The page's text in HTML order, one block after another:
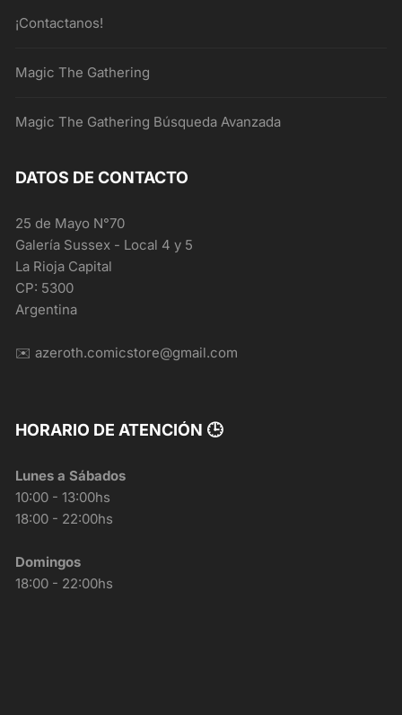
¡Contactanos!
Magic The Gathering
Magic The Gathering Búsqueda Avanzada
DATOS DE CONTACTO
25 de Mayo N°70
Galería Sussex - Local 4 y 5
La Rioja Capital
CP: 5300
Argentina
✉️ azeroth.comicstore@gmail.com
HORARIO DE ATENCIÓN 🕒
Lunes a Sábados
10:00 - 13:00hs
18:00 - 22:00hs
Domingos
18:00 - 22:00hs